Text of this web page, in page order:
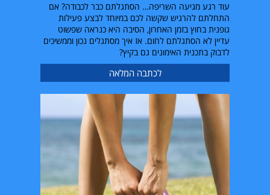
עוד רגע מגיעה השריפה… הסתגלתם כבר לכבודה?אם
התחלתם להרגיש שקשה לכם במיוחד לבצע פעילות
גופנית בחוץ בזמן האחרון, הסיבה היא כנראה שפשוט
עדיין לא הסתגלתם לחום.אז איך מסתגלים נכון וממשיכים
לדבוק בתכנית האימונים גם בקיץ?
לכתבה המלאה